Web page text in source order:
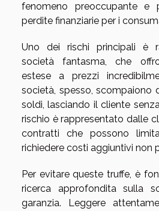
fenomeno preoccupante e
perdite finanziarie per i
Uno dei rischi principali è
società fantasma, che
estese a prezzi
società, spesso, scompaiono
soldi, lasciando il cliente
rischio è rappresentato dalle
contratti che possono
richiedere costi aggiuntivi non
Per evitare queste truffe, è
ricerca approfondita sulla
garanzia. Leggere